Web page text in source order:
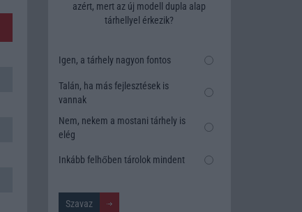
azért, mert az új modell dupla alap
tárhellyel érkezik?
Igen, a tárhely nagyon fontos
Talán, ha más fejlesztések is
vannak
Nem, nekem a mostani tárhely is
elég
Inkább felhőben tárolok mindent